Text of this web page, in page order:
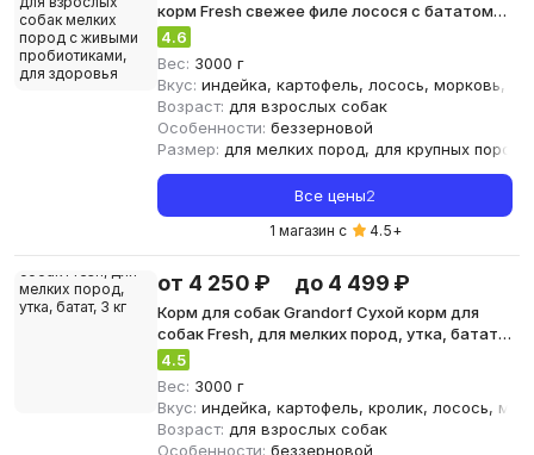
корм Fresh свежее филе лосося с бататом
для взрослых собак мелких пород с живыми
пробиотиками, для здоровья кожи и шерсти
или
4.6
Вес: 3000 г
Вкус: индейка, картофель, лосось, морковь,
Возраст: для взрослых собак
Особенности: беззерновой
Размер: для мелких пород, для крупных пород
Все цены2
1 магазин с 4.5+
от 4 250 ₽ до 4 499 ₽
Корм для собак Grandorf Сухой корм для
собак Fresh, для мелких пород, утка, батат,
3 кг
4.5
Вес: 3000 г
Вкус: индейка, картофель, кролик, лосось,
Возраст: для взрослых собак
Особенности: беззерновой